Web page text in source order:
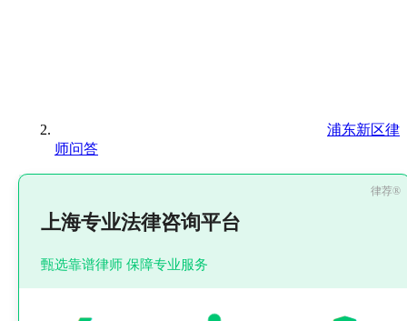
浦东新区律
师问答
上海专业法律咨询平台
甄选靠谱律师 保障专业服务